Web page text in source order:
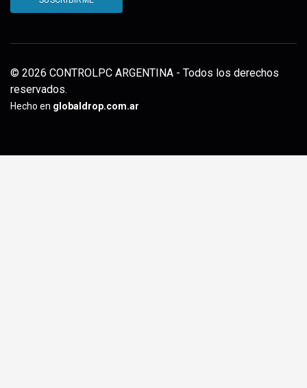
© 2026 CONTROLPC ARGENTINA - Todos los derechos
reservados.
Hecho en globaldrop.com.ar